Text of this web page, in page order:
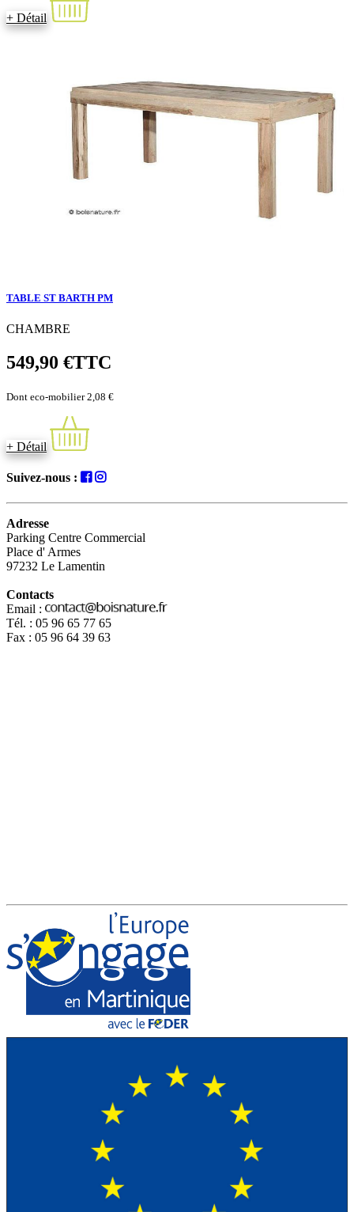
+ Détail
TABLE ST BARTH PM
CHAMBRE
549,90 €TTC
Dont eco-mobilier 2,08 €
+ Détail
Suivez-nous :
Adresse
Parking Centre Commercial
Place d' Armes
97232 Le Lamentin
Contacts
Email :
Tél. : 05 96 65 77 65
Fax : 05 96 64 39 63